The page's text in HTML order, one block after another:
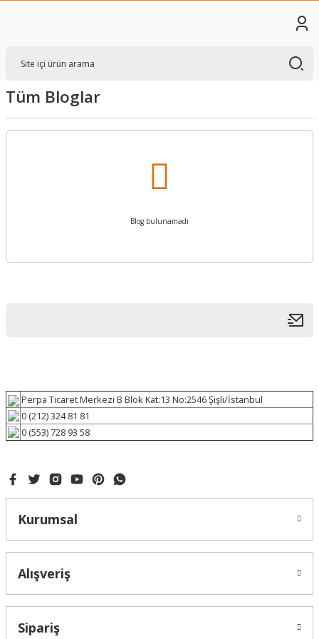
Tüm Bloglar
Blog bulunamadı
Perpa Ticaret Merkezi B Blok Kat:13 No:2546 Şişli/İstanbul
0 (212) 324 81 81
0 (553) 728 93 58
Kurumsal
Alışveriş
Sipariş